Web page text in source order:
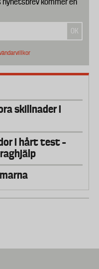
skillnader i
i hårt test –